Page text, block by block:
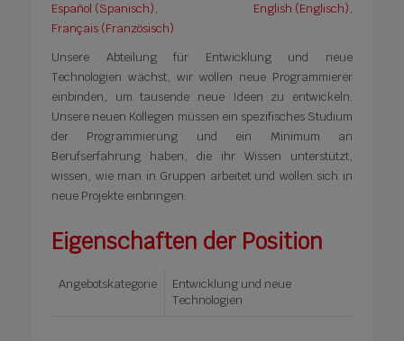
Español (Spanisch) English (Englisch)
Français (Französisch)
Unsere Abteilung für Entwicklung und neue
Technologien wächst, wir wollen neue Programmierer
einbinden, um tausende neue Ideen zu entwickeln.
Unsere neuen Kollegen müssen ein spezifisches Studium
der Programmierung und ein Minimum an
Berufserfahrung haben, die ihr Wissen unterstützt,
wissen, wie man in Gruppen arbeitet und wollen sich in
neue Projekte einbringen.
Eigenschaften der Position
Angebotskategorie
Entwicklung und neue
Technologien